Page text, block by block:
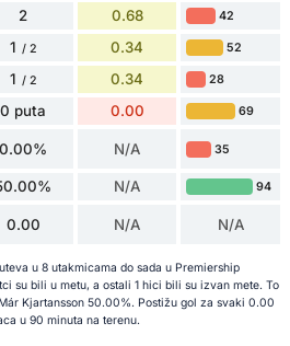
2 0.68 42
1 / 2 0.34 52
1 / 2 0.34 28
0 puta 0.00 69
0.00% N/A 35
N/A 94
0.00 N/A N/A
u 8 utakmicama do sada u Premiership
su bili u metu, a ostali 1 hici bili su izvan mete. To
Kjartansson 50.00%. Postižu gol za svaki 0.00
u 90 minuta na terenu.